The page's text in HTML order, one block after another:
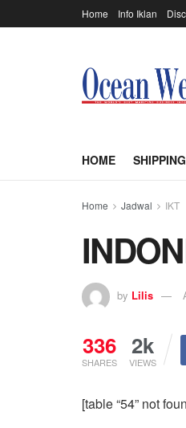
Home Info Iklan
HOME SHIPPING
Home Jadwal IKT
by Lilis
336
SHARES
2k
VIEWS
[table “54” not